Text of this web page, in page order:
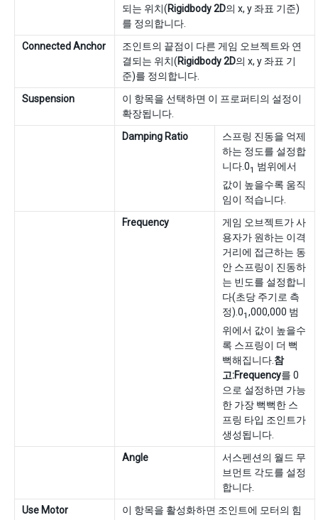
되는 위치(Rigidbody 2D의 x, y 좌표 기준)
를 정의합니다.
Connected Anchor
조인트의 끝점이 다른 게임 오브젝트와 연
결되는 위치(Rigidbody 2D의 x, y 좌표 기
준)를 정의합니다.
Suspension
이 항목을 선택하면 이 프로퍼티의 설정이
확장됩니다.
Damping Ratio
스프링 진동을 억제
하는 정도를 설정합
니다.01 범위에서
값이 높을수록 움직
임이 적습니다.
Frequency
게임 오브젝트가 사
용자가 원하는 이격
거리에 접근하는 동
안 스프링이 진동하
는 빈도를 설정합니
다(초당 주기로 측
정).01 ,000,000 범
위에서 값이 높을수
록 스프링이 더 뻑
뻑해집니다. 참
고:Frequency를 0
으로 설정하면 가능
한 가장 뻑뻑한 스
프링 타입 조인트가
생성됩니다.
Angle
서스펜션의 월드 무
브먼트 각도를 설정
합니다.
Use Motor
이 항목을 활성화하면 조인트에 모터의 힘